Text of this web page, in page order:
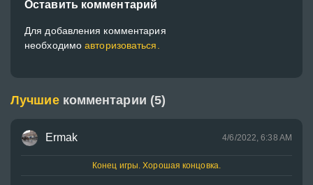
Оставить комментарий
Для добавления комментария
необходимоавторизоваться.
Лучшие комментарии (5)
Ermak 4/6/2022, 6:38 AM
Конец игры. Хорошая концовка.